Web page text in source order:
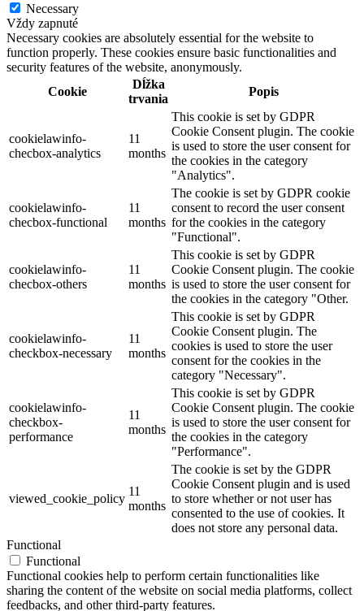
Necessary
Vždy zapnuté
Necessary cookies are absolutely essential for the website to
function properly. These cookies ensure basic functionalities and
security features of the website, anonymously.
Cookie
Dĺžka
trvania
Popis
cookielawinfo-
checbox-analytics
11
months
This cookie is set by GDPR
Cookie Consent plugin. The cookie
is used to store the user consent for
the cookies in the category
"Analytics".
cookielawinfo-
checbox-functional
11
months
The cookie is set by GDPR cookie
consent to record the user consent
for the cookies in the category
"Functional".
cookielawinfo-
checbox-others
11
months
This cookie is set by GDPR
Cookie Consent plugin. The cookie
is used to store the user consent for
the cookies in the category "Other.
cookielawinfo-
checkbox-necessary
11
months
This cookie is set by GDPR
Cookie Consent plugin. The
cookies is used to store the user
consent for the cookies in the
category "Necessary".
cookielawinfo-
checkbox-
performance
11
months
This cookie is set by GDPR
Cookie Consent plugin. The cookie
is used to store the user consent for
the cookies in the category
"Performance".
viewed_cookie_policy
11
months
The cookie is set by the GDPR
Cookie Consent plugin and is used
to store whether or not user has
consented to the use of cookies. It
does not store any personal data.
Functional
Functional
Functional cookies help to perform certain functionalities like
sharing the content of the website on social media platforms, collect
feedbacks, and other third-party features.